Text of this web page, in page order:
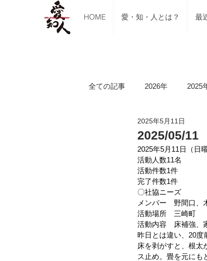
HOME 愛・知・人とは？ 最
全ての記事 2026年 2025
ご支援のご報告 メディ
講習会（ブルーシート張り・
令和5年山口県美祢市豪雨水害
令和４年台風１５号（静岡市
2025/05/11
2025年5月11日
2025年5月11日（日
活動人数11名
活動件数1件
完了件数1件
〇社協ニーズ
メンバー　野間口
活動場所　三崎町
活動内容　床補強、
昨日とは違い、20度
床を剥がすと、根太
ス止め。畳を元にも